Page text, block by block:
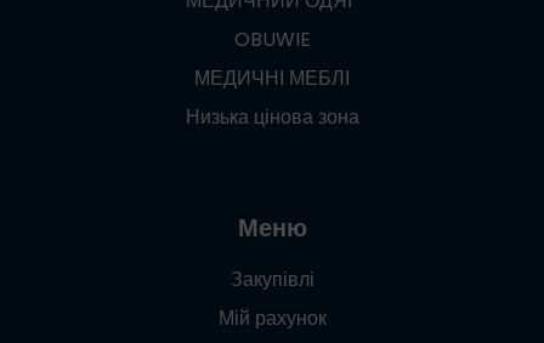
OBUWIE
МЕДИЧНІ МЕБЛІ
Низька цінова зона
Меню
Закупівлі
Мій рахунок